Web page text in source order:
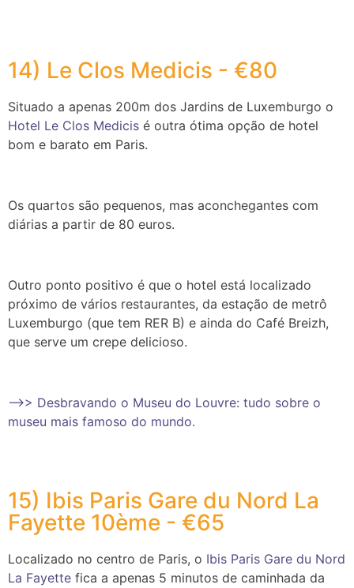
14) Le Clos Medicis - €80
Situado a apenas 200m dos Jardins de Luxemburgo o
Hotel Le Clos Medicis é outra ótima opção de hotel
bom e barato em Paris.
Os quartos são pequenos, mas aconchegantes com
diárias a partir de 80 euros.
Outro ponto positivo é que o hotel está localizado
próximo de vários restaurantes, da estação de metrô
Luxemburgo (que tem RER B) e ainda do Café Breizh,
que serve um crepe delicioso.
–>> Desbravando o Museu do Louvre: tudo sobre o
museu mais famoso do mundo.
15) Ibis Paris Gare du Nord La
Fayette 10ème - €65
Localizado no centro de Paris, o Ibis Paris Gare du Nord
La Fayette fica a apenas 5 minutos de caminhada da